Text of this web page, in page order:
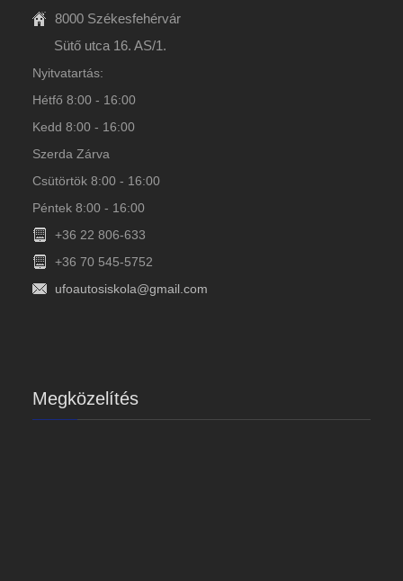
8000 Székesfehérvár
Sütő utca 16. AS/1.
Nyitvatartás:
Hétfő 8:00 - 16:00
Kedd 8:00 - 16:00
Szerda Zárva
Csütörtök 8:00 - 16:00
Péntek 8:00 - 16:00
+36 22 806-633
+36 70 545-5752
ufoautosiskola@gmail.com
Megközelítés